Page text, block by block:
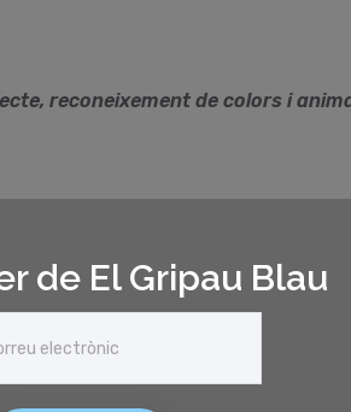
de El Gripau Blau
reconeixement de colors i